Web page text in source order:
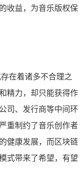
收益，为音乐版权保
在着诸多不合理之
精力，却只能获得作
司、发行商等中间环
重制约了音乐创作者
健康发展，而区块链
式带来了希望，有望